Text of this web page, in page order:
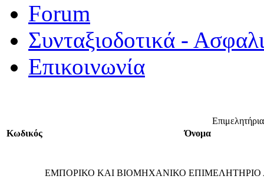
Forum
Συνταξιοδοτικά -
Επικοινωνία
Κωδικός
Όνομα
ΕΜΠΟΡΙΚΟ ΚΑΙ ΒΙΟΜΗΧΑΝΙΚΟ